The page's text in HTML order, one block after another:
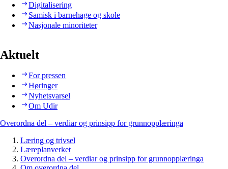
Digitalisering
Samisk i barnehage og skole
Nasjonale minoriteter
Aktuelt
For pressen
Høringer
Nyhetsvarsel
Om Udir
Overordna del – verdiar og prinsipp for grunnopplæringa
Læring og trivsel
Læreplanverket
Overordna del – verdiar og prinsipp for grunnopplæringa